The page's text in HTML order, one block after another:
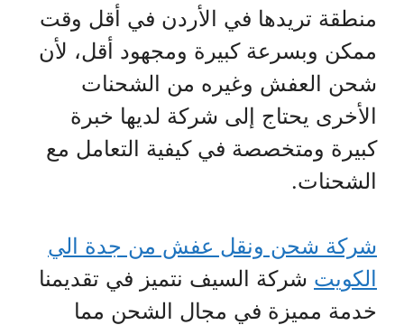
منطقة تريدها في الأردن في أقل وقت
ممكن وبسرعة كبيرة ومجهود أقل، لأن
شحن العفش وغيره من الشحنات
الأخرى يحتاج إلى شركة لديها خبرة
كبيرة ومتخصصة في كيفية التعامل مع
الشحنات.
شركة شحن ونقل عفش من جدة الي
الكويت شركة السيف نتميز في تقديمنا
خدمة مميزة في مجال الشحن مما